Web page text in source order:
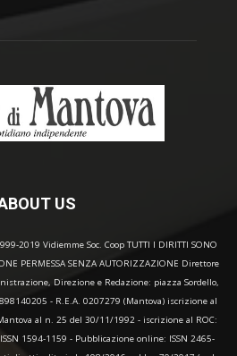
US
2019 Vidiemme Soc. Coop TUTTI I DIRITTI SONO
PERMESSA SENZA AUTORIZZAZIONE Direttore
Direzione e Redazione: piazza Sordello,
- R.E.A. 0207279 (Mantova) iscrizione al
al n. 25 del 30/11/1992 - iscrizione al ROC:
1594-1159 - Pubblicazione online: ISSN 2465-